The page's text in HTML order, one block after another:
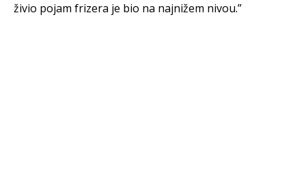
živio pojam frizera je bio na najnižem nivou.”